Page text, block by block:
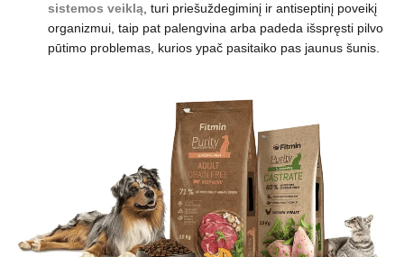
sistemos veiklą, turi priešuždegiminį ir antiseptinį poveikį
organizmui, taip pat palengvina arba padeda išspręsti pilvo
pūtimo problemas, kurios ypač pasitaiko pas jaunus šunis.